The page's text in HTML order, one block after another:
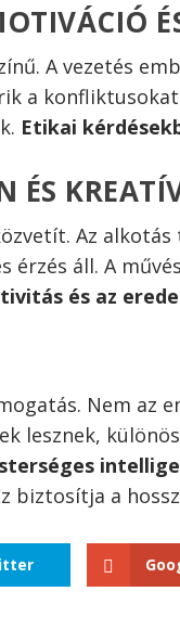
A vezetés
a
Etikai
ÉS
Az
érzés áll. A
és az
Nem az
lesznek,
biztosítja a